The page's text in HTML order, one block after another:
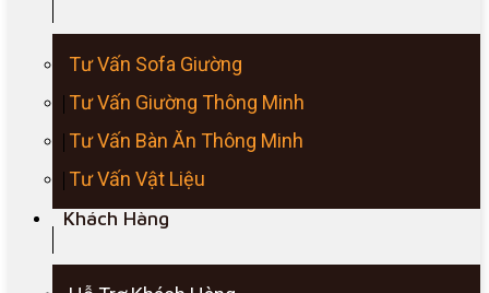
Tư Vấn Sofa Giường
Tư Vấn Giường Thông Minh
Tư Vấn Bàn Ăn Thông Minh
Tư Vấn Vật Liệu
Khách Hàng